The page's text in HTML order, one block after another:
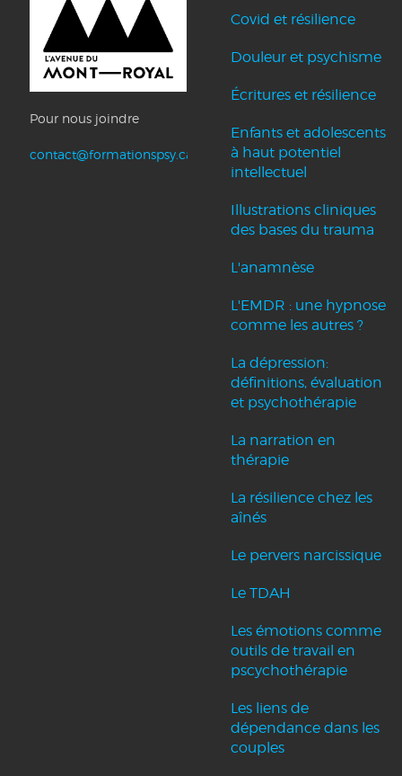
Pour nous joindre
contact@formationspsy.ca
Covid et résilience
Douleur et psychisme
Écritures et résilience
Enfants et adolescents
à haut potentiel
intellectuel
Illustrations cliniques
des bases du trauma
L'anamnèse
L'EMDR : une hypnose
comme les autres ?
La dépression:
définitions, évaluation
et psychothérapie
La narration en
thérapie
La résilience chez les
aînés
Le pervers narcissique
Le TDAH
Les émotions comme
outils de travail en
pscychothérapie
Les liens de
dépendance dans les
couples